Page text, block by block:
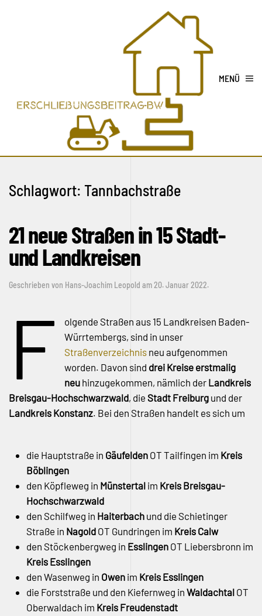
MENÜ
Schlagwort: Tannbachstraße
21 neue Straßen in 15 Stadt-
und Landkreisen
Geschrieben von Hans-Joachim Leopold am20. Januar 2022.
F
olgende Straßen aus 15 Landkreisen Baden-
Würrtembergs, sind in unser
Straßenverzeichnis neu aufgenommen
worden. Davon sind drei Kreise erstmalig
neu hinzugekommen, nämlich der Landkreis
Breisgau-Hochschwarzwald, die Stadt Freiburg und der
Landkreis Konstanz. Bei den Straßen handelt es sich um
die Hauptstraße in Gäufelden OT Tailfingen im Kreis
Böblingen
den Köpfleweg in Münstertal im Kreis Breisgau-
Hochschwarzwald
den Schilfweg in Haiterbach und die Schietinger
Straße in Nagold OT Gundringen im Kreis Calw
den Stöckenbergweg in Esslingen OT Liebersbronn im
Kreis Esslingen
den Wasenweg in Owen im Kreis Esslingen
die Forststraße und den Kiefernweg in Waldachtal OT
Oberwaldach im Kreis Freudenstadt